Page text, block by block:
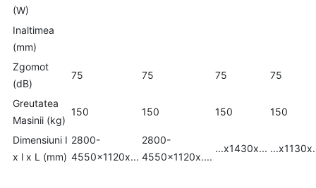
(W)
Inaltimea
(mm)
Zgomot
(dB)
75 75 75 75
Greutatea
Masinii (kg)
150 150 150 150
Dimensiuni I
x l x L (mm)
2800-
4550x1120x...
2800-
4550x1120x....
...x1430x...